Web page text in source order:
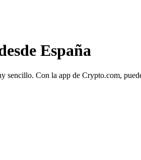
España
sencillo. Con la app de Crypto.com,